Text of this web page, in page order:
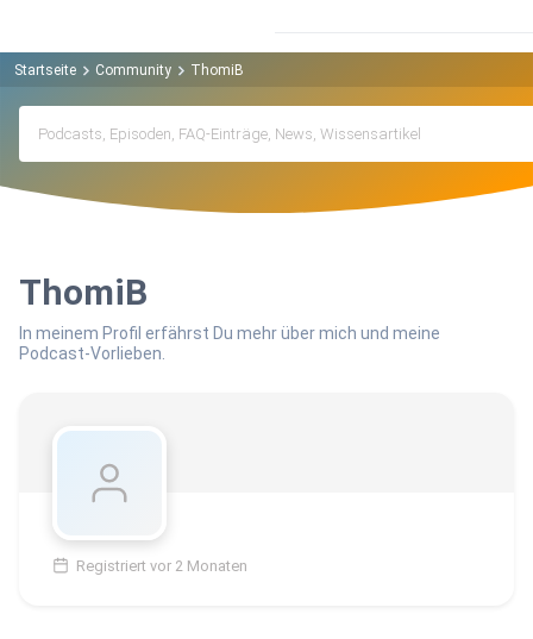
Startseite Community ThomiB
ThomiB
In meinem Profil erfährst Du mehr über mich und meine
Podcast-Vorlieben.
Registriert vor 2 Monaten